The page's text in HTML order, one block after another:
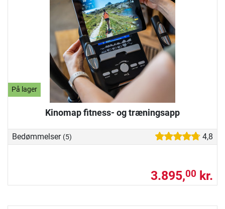
På lager
Kinomap fitness- og træningsapp
Bedømmelser (5) 4,8
3.895,00 kr.